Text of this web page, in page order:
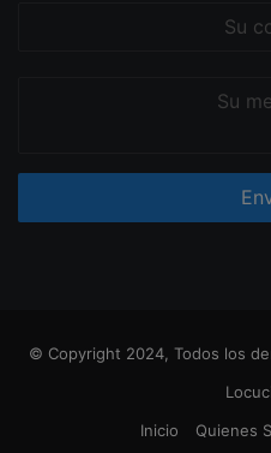
© Copyright 2024, Todos los
Inicio
Quienes